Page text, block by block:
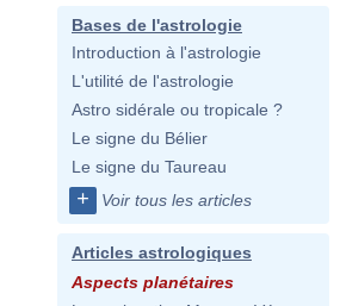
Bases de l'astrologie
Introduction à l'astrologie
L'utilité de l'astrologie
Astro sidérale ou tropicale ?
Le signe du Bélier
Le signe du Taureau
+ Voir tous les articles
Articles astrologiques
Aspects planétaires